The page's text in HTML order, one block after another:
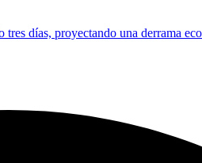
días, proyectando una derrama